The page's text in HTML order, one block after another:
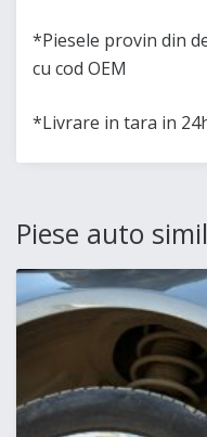
*Piesele provin din
cu cod OEM
*Livrare in tara in
Piese auto